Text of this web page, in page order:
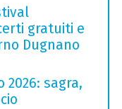
gratuiti e
Dugnano
2026: sagra,